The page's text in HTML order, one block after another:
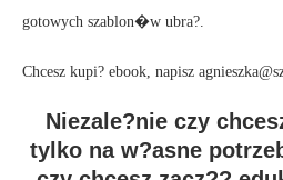
gotowych szablon�w ubra?.
Chcesz kupi? ebook, napisz
Niezale?nie czy
tylko na w?asne